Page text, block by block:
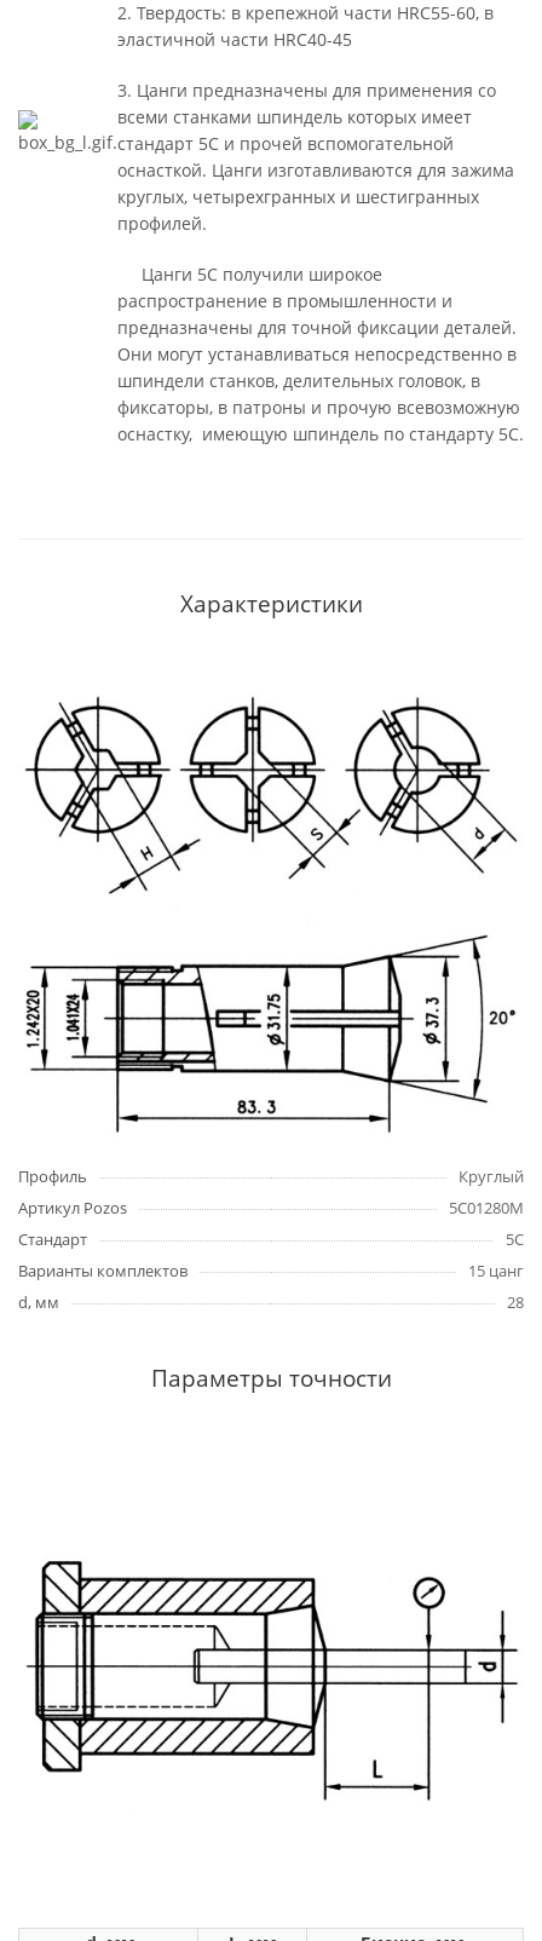
2. Твердость: в крепежной части HRC55-60, в
эластичной части HRC40-45
3. Цанги предназначены для применения со
всеми станками шпиндель которых имеет
стандарт 5С и прочей вспомогательной
оснасткой. Цанги изготавливаются для зажима
круглых, четырехгранных и шестигранных
профилей.
Цанги 5С получили широкое
распространение в промышленности и
предназначены для точной фиксации деталей.
Они могут устанавливаться непосредственно в
шпиндели станков, делительных головок, в
фиксаторы, в патроны и прочую всевозможную
оснастку, имеющую шпиндель по стандарту 5С.
Характеристики
Профиль
Круглый
Артикул Pozos
5C01280M
Стандарт
5C
Варианты комплектов
15 цанг
d, мм
28
Параметры точности